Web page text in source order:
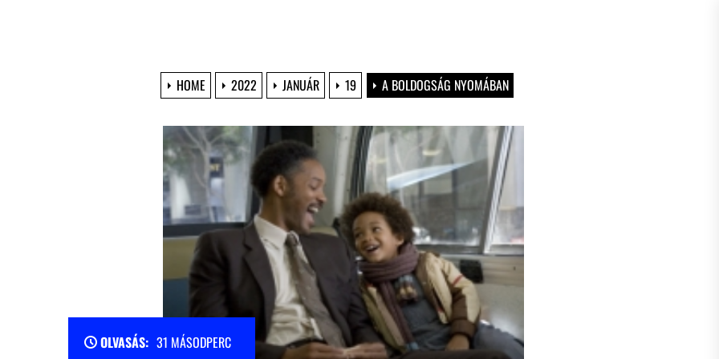
HOME 2022 JANUÁR 19 A BOLDOGSÁG NYOMÁBAN
OLVASÁS: 31 MÁSODPERC